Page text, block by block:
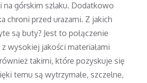
na górskim szlaku. Dodatkowo
chroni przed urazami. Z jakich
są buty? Jest to połączenie
wysokiej jakości materiałami
takimi, które pozyskuje się
temu są wytrzymałe, szczelne,